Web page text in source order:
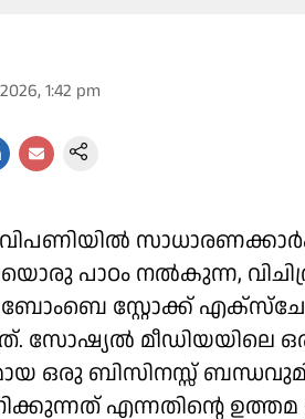
1:42 pm
പാഠം നല്‍കുന്ന,
സ്റ്റോക്ക്
സോഷ്യല്‍
ഒരു ബിസിനസ്സ്
എന്നതിന്റെ